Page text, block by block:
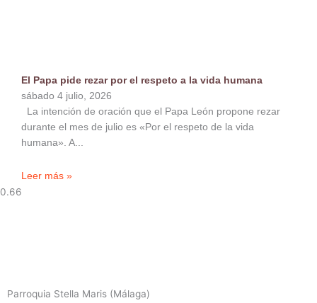
El Papa pide rezar por el respeto a la vida humana
sábado 4 julio, 2026
La intención de oración que el Papa León propone rezar
durante el mes de julio es «Por el respeto de la vida
humana». A
Leer más »
Parroquia Stella Maris (Málaga)